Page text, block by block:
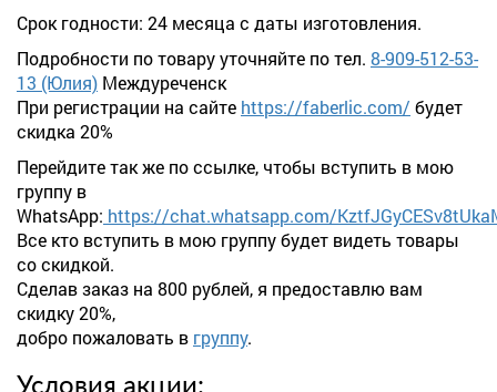
Срок годности: 24 месяца с даты изготовления.
Подробности по товару уточняйте по тел. 8-909-512-53-
13 (Юлия) Междуреченск
При регистрации на сайте https://faberlic.com/ будет
скидка 20%
Перейдите так же по ссылке, чтобы вступить в мою
группу в
WhatsApp: https://chat.whatsapp.com/
Все кто вступить в мою группу будет видеть товары
со скидкой.
Сделав заказ на 800 рублей, я предоставлю вам
скидку 20%,
добро пожаловать в группу.
Условия акции: